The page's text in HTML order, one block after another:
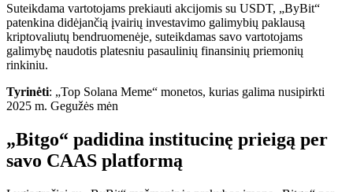
Suteikdama vartotojams prekiauti akcijomis su USDT, „ByBit“
patenkina didėjančią įvairių investavimo galimybių paklausą
kriptovaliutų bendruomenėje, suteikdamas savo vartotojams
galimybę naudotis platesniu pasaulinių finansinių priemonių
rinkiniu.
Tyrinėti: „Top Solana Meme“ monetos, kurias galima nusipirkti
2025 m. Gegužės mėn
„Bitgo“ padidina institucinę prieigą per
savo CAAS platformą